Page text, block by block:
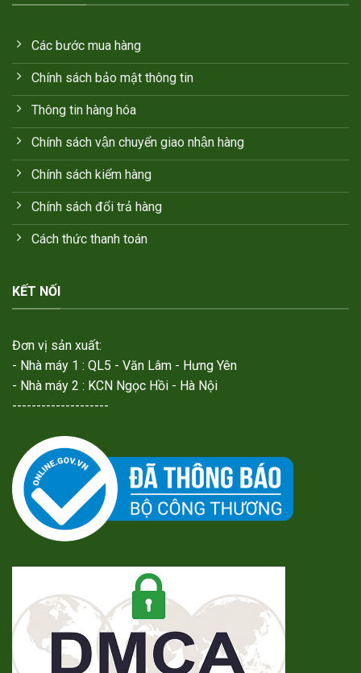
Các bước mua hàng
Chính sách bảo mật thông tin
Thông tin hàng hóa
Chính sách vận chuyển giao nhận hàng
Chính sách kiểm hàng
Chính sách đổi trả hàng
Cách thức thanh toán
KẾT NỐI
Đơn vị sản xuất:
- Nhà máy 1 : QL5 - Văn Lâm - Hưng Yên
- Nhà máy 2 : KCN Ngọc Hồi - Hà Nội
--------------------